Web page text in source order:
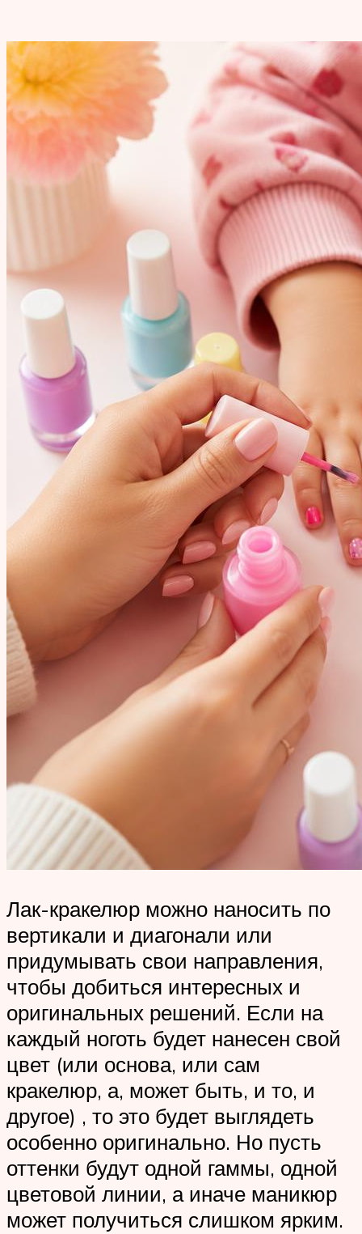
Лак-кракелюр можно наносить по
вертикали и диагонали или
придумывать свои направления,
чтобы добиться интересных и
оригинальных решений. Если на
каждый ноготь будет нанесен свой
цвет (или основа, или сам
кракелюр, а, может быть, и то, и
другое) , то это будет выглядеть
особенно оригинально. Но пусть
оттенки будут одной гаммы, одной
цветовой линии, а иначе маникюр
может получиться слишком ярким.